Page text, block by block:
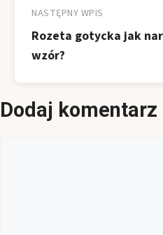
NASTĘPNY WPIS
Rozeta gotycka jak
wzór?
Dodaj komentarz